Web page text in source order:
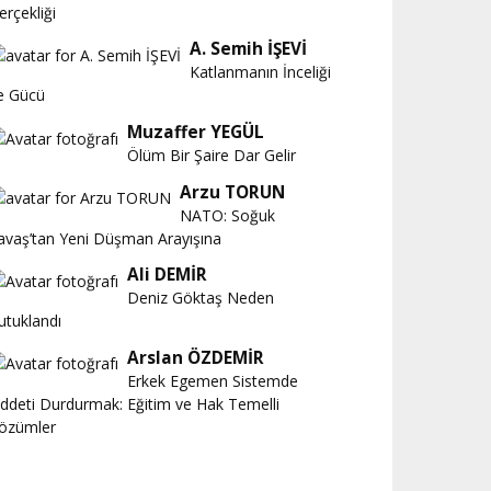
A. Semih İŞEVİ
Katlanmanın İnceliği
Gücü
Muzaffer YEGÜL
Ölüm Bir Şaire Dar Gelir
Arzu TORUN
NATO: Soğuk
Yeni Düşman Arayışına
Ali DEMİR
Deniz Göktaş Neden
Arslan ÖZDEMİR
Erkek Egemen Sistemde
Durdurmak: Eğitim ve Hak Temelli